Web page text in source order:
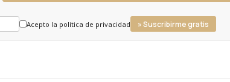
Acepto la política de privacidad » Suscribirme gratis